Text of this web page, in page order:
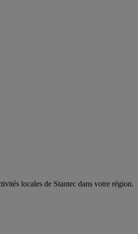
locales de Stantec dans votre région.